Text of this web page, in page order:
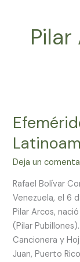
Pilar
Deja un
Rafael Bolívar
Venezuela, el 6
Pilar Arcos,
(Pilar
Cancionera y
Juan, Puerto
Latinoamericana
6
2024